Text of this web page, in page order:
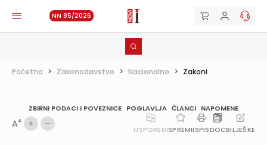
NN 85/2026
Početna > Zakonodavstvo > Nacionalno > Zakoni
ZBIRNI PODACI I POVEZNICE POGLAVLJA ČLANCI NAPOMENE
AA
USPOREDISPREMIISPISDOCBILJEŠKE